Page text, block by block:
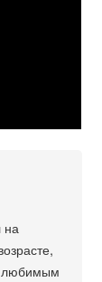
на
любимым